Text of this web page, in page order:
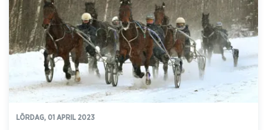
LÖRDAG, 01 APRIL 2023